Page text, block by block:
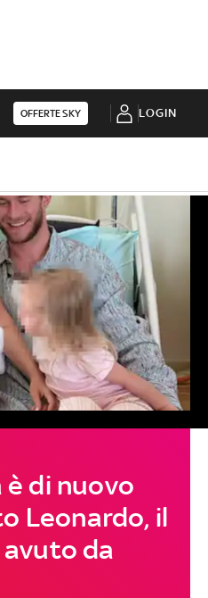
OFFERTE SKY LOGIN
di nuovo
Leonardo, il
da